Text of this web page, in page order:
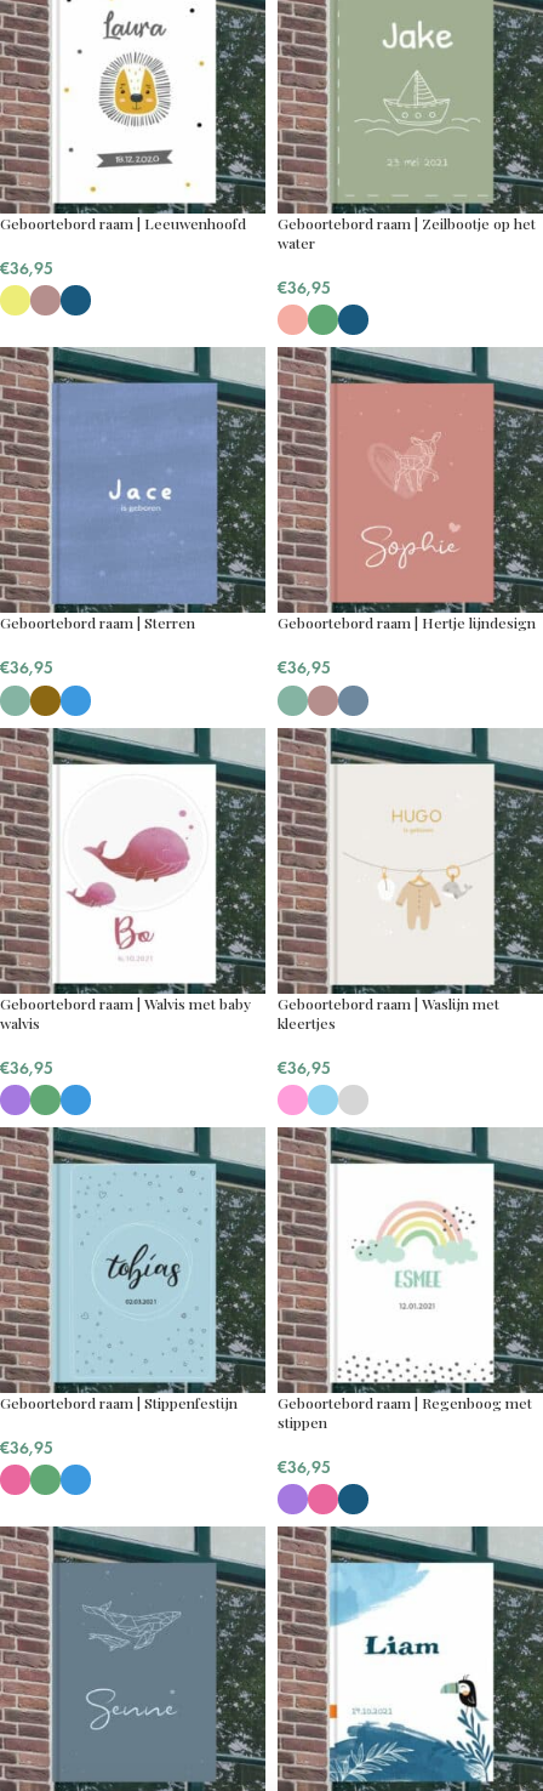
Geboortebord raam | Leeuwenhoofd
€36,95
Geboortebord raam | Zeilbootje op het
water
€36,95
Geboortebord raam | Sterren
€36,95
Geboortebord raam | Hertje lijndesign
€36,95
Geboortebord raam | Walvis met baby
walvis
€36,95
Geboortebord raam | Waslijn met
kleertjes
€36,95
Geboortebord raam | Stippenfestijn
€36,95
Geboortebord raam | Regenboog met
stippen
€36,95